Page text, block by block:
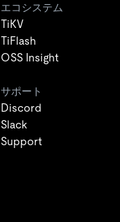
エコシステム
TiKV
TiFlash
OSS Insight
サポート
Discord
Slack
Support